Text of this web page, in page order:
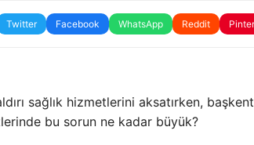
Twitter Facebook WhatsApp Reddit
sağlık hizmetlerini aksatırken, başkent
bu sorun ne kadar büyük?